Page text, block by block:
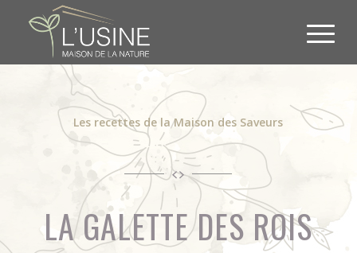
Les recettes de la Maison des Saveurs
LA GALETTE DES ROIS